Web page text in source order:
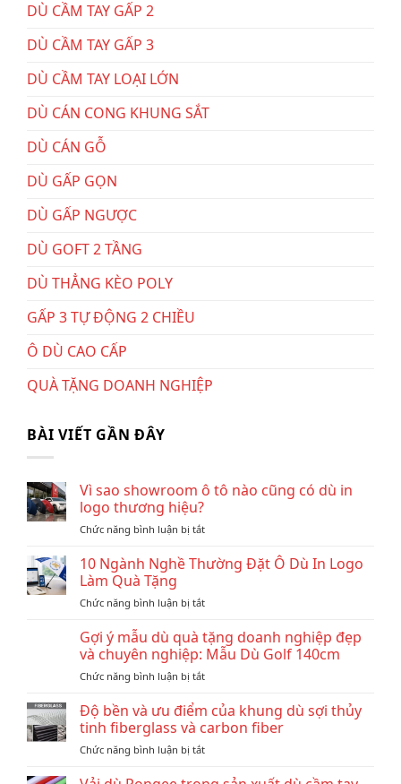
DÙ CẦM TAY GẤP 2
DÙ CẦM TAY GẤP 3
DÙ CẦM TAY LOẠI LỚN
DÙ CÁN CONG KHUNG SẮT
DÙ CÁN GỖ
DÙ GẤP GỌN
DÙ GẤP NGƯỢC
DÙ GOFT 2 TẦNG
DÙ THẲNG KÈO POLY
GẤP 3 TỰ ĐỘNG 2 CHIỀU
Ô DÙ CAO CẤP
QUÀ TẶNG DOANH NGHIỆP
BÀI VIẾT GẦN ĐÂY
Vì sao showroom ô tô nào cũng có dù in
logo thương hiệu?
Chức năng bình luận bị tắtở
sao
showroom
tô
cũng
có
in
thương
hiệu?
10 Ngành Nghề Thường Đặt Ô Dù In Logo
Làm Quà Tặng
Chức năng bình luận bị tắtở
Ngành
Nghề
Thường
Đặt
Dù
In
Làm
Gợi ý mẫu dù quà tặng doanh nghiệp đẹp
và chuyên nghiệp: Mẫu Dù Golf 140cm
Chức năng bình luận bị tắtở
ý
mẫu
dù
quà
Độ bền và ưu điểm của khung dù sợi thủy
tinh fiberglass và carbon fiber
Chức năng bình luận bị tắtở
bền